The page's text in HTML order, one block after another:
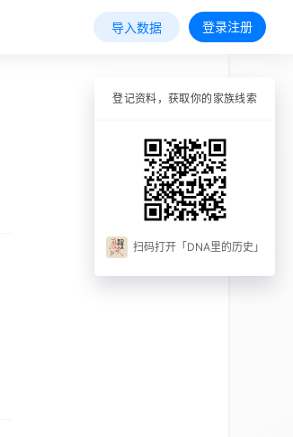
导入数据 登录注册
登记资料，获取你的家族线索
扫码打开「DNA里的历史」